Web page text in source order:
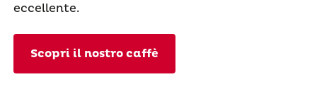
eccellente.
Scopri il nostro caffè